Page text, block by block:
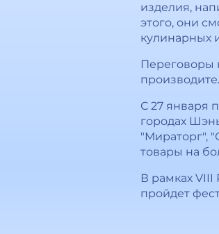
изделия,
этого, они
кулинарных
Переговоры
С 27 января
городах
"Мираторг",
товары на
В рамках
пройдет